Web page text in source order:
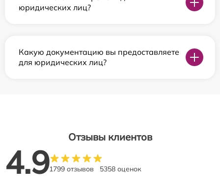
юридических лиц?
Какую документацию вы предоставляете
для юридических лиц?
Отзывы клиентов
4.91799 отзывов 5358 оценок